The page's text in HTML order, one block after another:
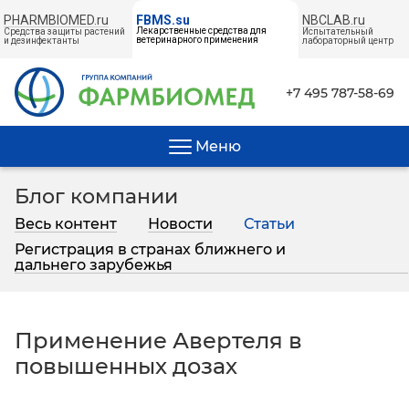
PHARMBIOMED.ru
Средства защиты растений
и дезинфектанты
FBMS.su
Лекарственные средства для
ветеринарного применения
NBCLAB.ru
Испытательный
лабораторный центр
← НА ГЛАВНУЮ
+7 495 787-58-69
Меню
Блог компании
Весь контент Новости
Статьи
Регистрация в странах ближнего и
дальнего зарубежья
Применение Авертеля в
повышенных дозах